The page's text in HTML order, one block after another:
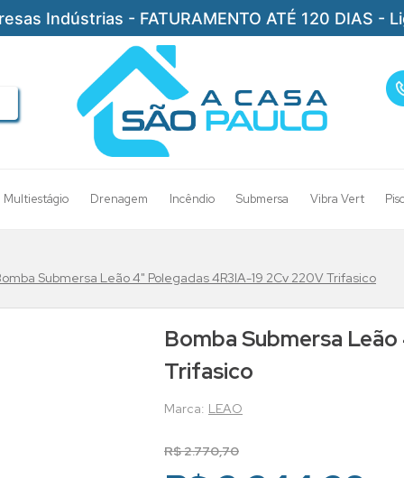
Indústrias - FATURAMENTO ATÉ 120 DIAS -
Multiestágio Drenagem Incêndio Submersa Vibra Vert
Submersa Leão 4" Polegadas 4R3IA-19 2Cv 220V Trifasico
Bomba Submersa
Trifasico
LEAO
R$2.770,70